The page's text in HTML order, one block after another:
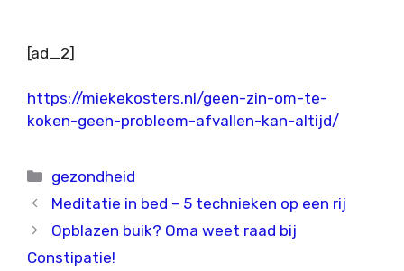
[ad_2]
https://miekekosters.nl/geen-zin-om-te-
koken-geen-probleem-afvallen-kan-altijd/
Categorieën
gezondheid
Meditatie in bed – 5 technieken op een rij
Opblazen buik? Oma weet raad bij
Constipatie!